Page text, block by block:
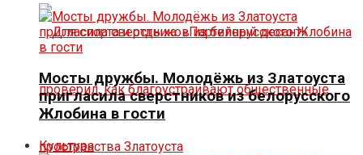
Мосты дружбы. Молодёжь из Златоуста
пригласила сверстников из белорусского
Жлобина в гости
Культура